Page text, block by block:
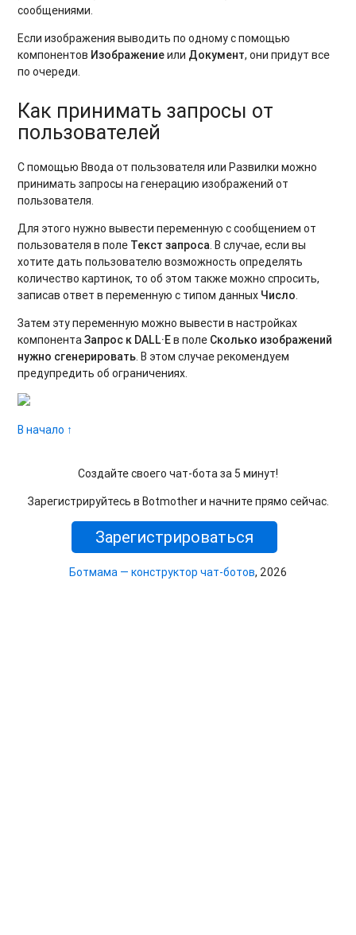
сообщениями.
Если изображения выводить по одному с помощью
компонентов Изображениеили Документ, они придут все
по очереди.
Как принимать запросы от
пользователей
С помощью Ввода от пользователя или Развилки можно
принимать запросы на генерацию изображений от
пользователя.
Для этого нужно вывести переменную с сообщением от
пользователя в поле Текст запроса. В случае, если вы
хотите дать пользователю возможность определять
количество картинок, то об этом также можно спросить,
записав ответ в переменную с типом данных Число.
Затем эту переменную можно вывести в настройках
компонентаЗапрос к DALL·Eв поле Сколько изображений
нужно сгенерировать. В этом случае рекомендуем
предупредить об ограничениях.
В начало ↑
Создайте своего чат-бота за 5 минут!
Зарегистрируйтесь в Botmother и начните прямо сейчас.
Зарегистрироваться
Ботмама — конструктор чат-ботов, 2026